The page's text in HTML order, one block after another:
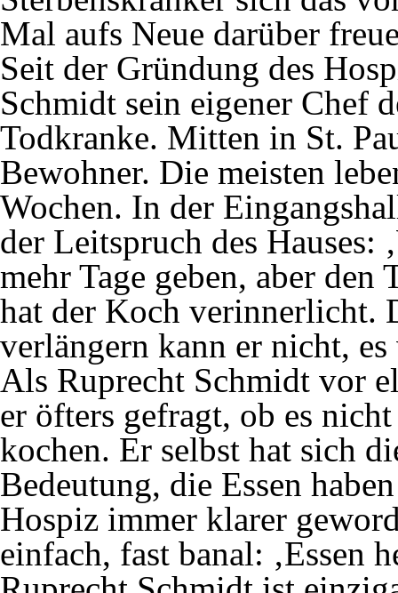
Mal aufs Neue darüber
Seit der Gründung des
Schmidt sein eigener Chef
Todkranke. Mitten in St.
Bewohner. Die meisten
Wochen. In der
der Leitspruch des Hauses:
mehr Tage geben, aber den
hat der Koch verinnerlicht.
verlängern kann er nicht, es
Als Ruprecht Schmidt vor
er öfters gefragt, ob es
kochen. Er selbst hat sich
Bedeutung, die Essen
Hospiz immer klarer
einfach, fast banal: ‚Essen